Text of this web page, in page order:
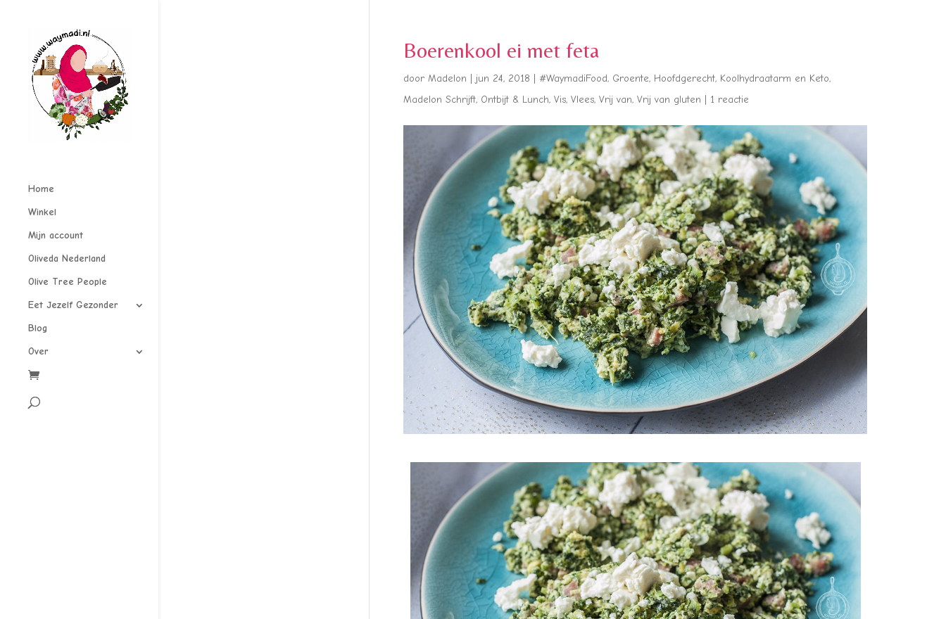
Home
Winkel
Mijn account
Oliveda Nederland
Olive Tree People
Eet Jezelf Gezonder
Blog
Over
Boerenkool ei met feta
doorMadelon jun 24, 2018 #WaymadiFood, Groente, Hoofdgerecht, Koolhydraatarm en Keto,
Madelon Schrijft, Ontbijt & Lunch,Vis,Vlees,Vrij van,Vrij van gluten 1 reactie